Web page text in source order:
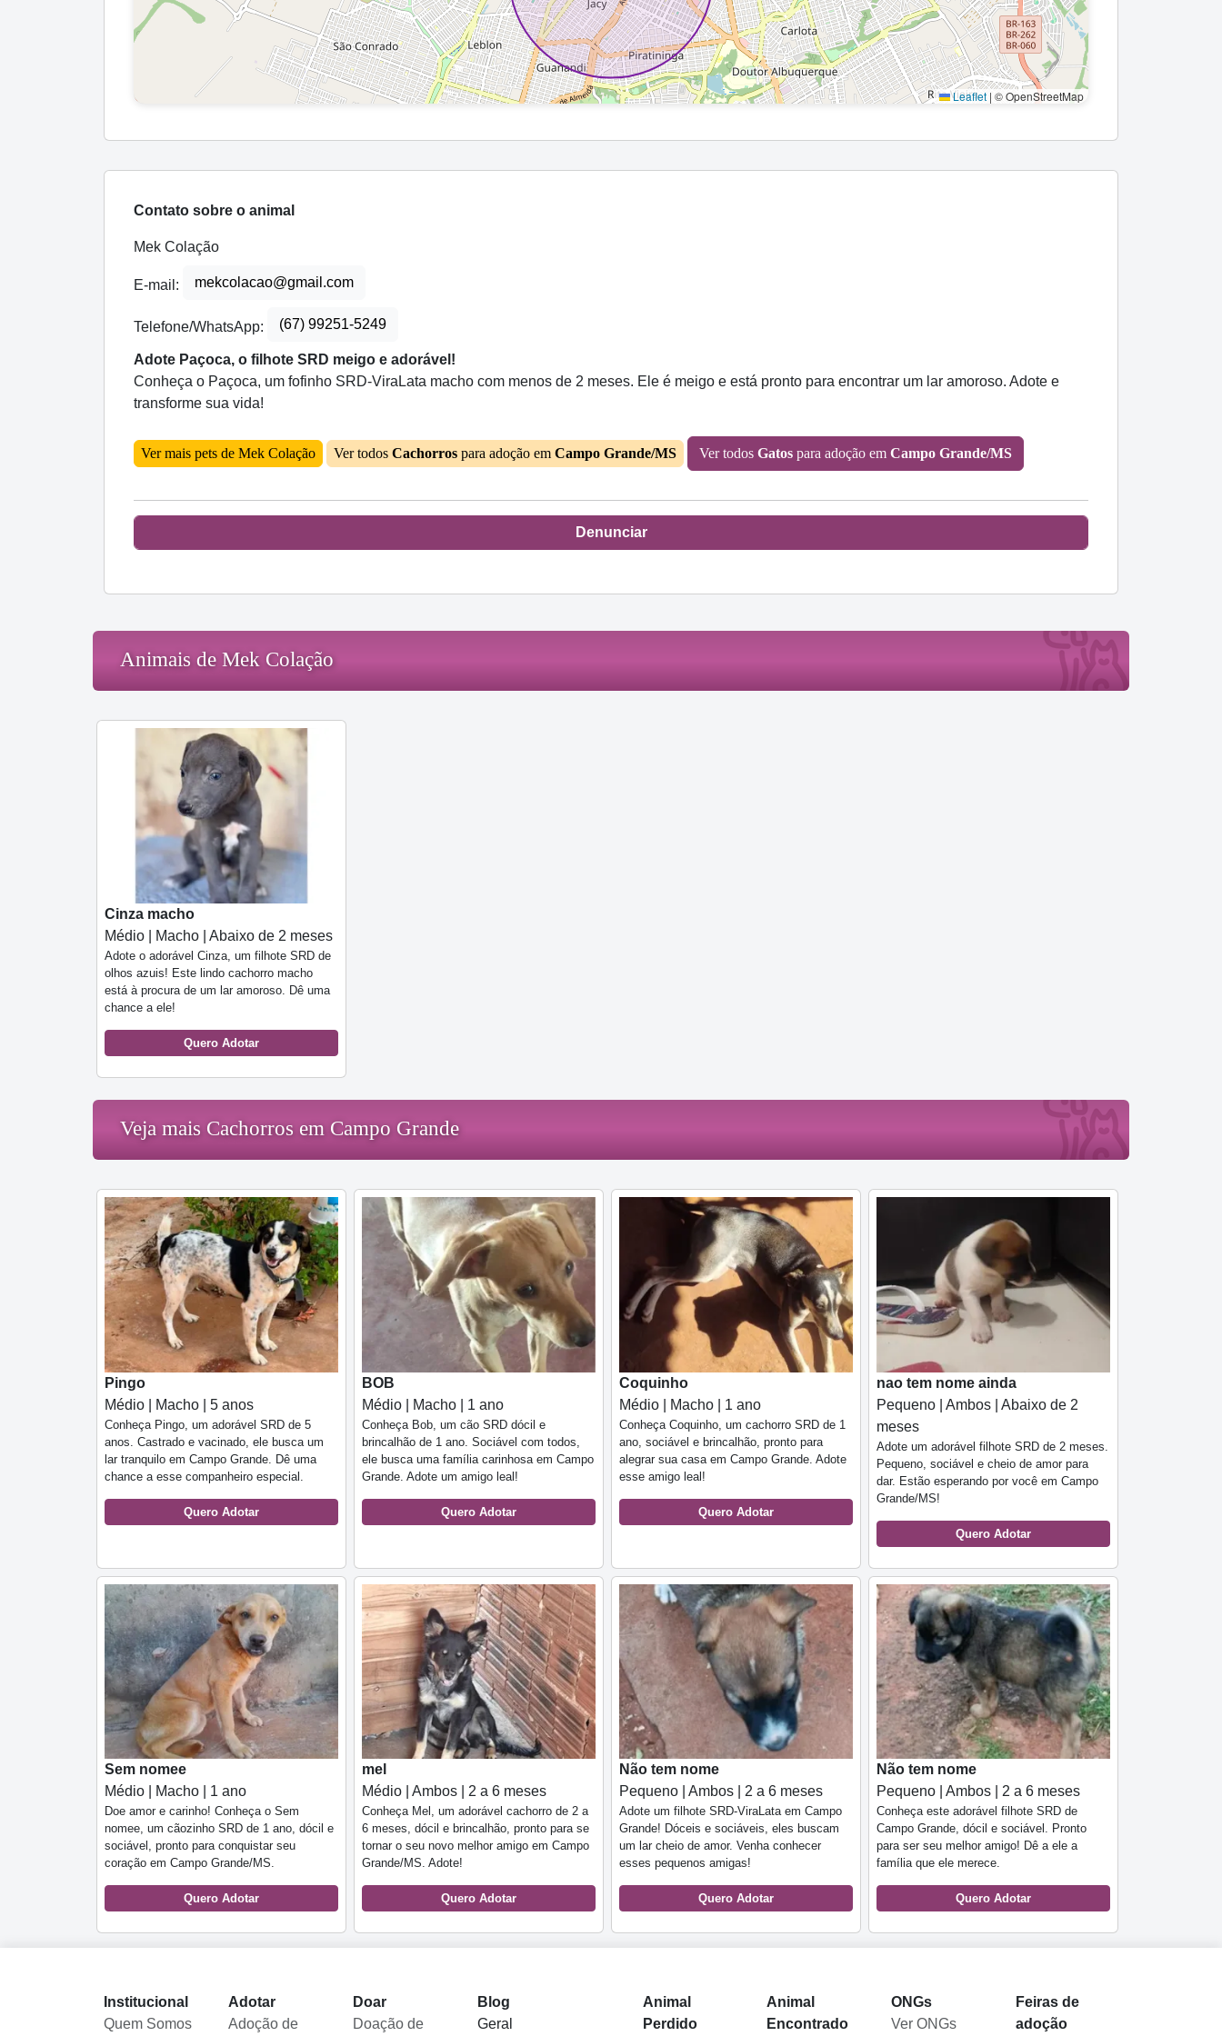
Leaflet | © OpenStreetMap
Contato sobre o animal
Mek Colação
E-mail: mekcolacao@gmail.com
Telefone/WhatsApp: (67) 99251-5249
Adote Paçoca, o filhote SRD meigo e adorável!
Conheça o Paçoca, um fofinho SRD-ViraLata macho com menos de 2 meses. Ele é meigo e está pronto para encontrar um lar amoroso. Adote e
transforme sua vida!
Ver mais pets de Mek Colação Ver todos Cachorros para adoção em Campo Grande/MS Ver todos Gatos para adoção em Campo Grande/MS
Denunciar
Animais de Mek Colação
Cinza macho
Médio | Macho | Abaixo de 2 meses
Adote o adorável Cinza, um filhote SRD de
olhos azuis! Este lindo cachorro macho
está à procura de um lar amoroso. Dê uma
chance a ele!
Quero Adotar
Veja mais Cachorros em Campo Grande
Pingo
Médio | Macho | 5 anos
Conheça Pingo, um adorável SRD de 5
anos. Castrado e vacinado, ele busca um
lar tranquilo em Campo Grande. Dê uma
chance a esse companheiro especial.
Quero Adotar
BOB
Médio | Macho | 1 ano
Conheça Bob, um cão SRD dócil e
brincalhão de 1 ano. Sociável com todos,
ele busca uma família carinhosa em Campo
Grande. Adote um amigo leal!
Quero Adotar
Coquinho
Médio | Macho | 1 ano
Conheça Coquinho, um cachorro SRD de 1
ano, sociável e brincalhão, pronto para
alegrar sua casa em Campo Grande. Adote
esse amigo leal!
Quero Adotar
nao tem nome ainda
Pequeno | Ambos | Abaixo de 2
meses
Adote um adorável filhote SRD de 2 meses.
Pequeno, sociável e cheio de amor para
dar. Estão esperando por você em Campo
Grande/MS!
Quero Adotar
Sem nomee
Médio | Macho | 1 ano
Doe amor e carinho! Conheça o Sem
nomee, um cãozinho SRD de 1 ano, dócil e
sociável, pronto para conquistar seu
coração em Campo Grande/MS.
Quero Adotar
mel
Médio | Ambos | 2 a 6 meses
Conheça Mel, um adorável cachorro de 2 a
6 meses, dócil e brincalhão, pronto para se
tornar o seu novo melhor amigo em Campo
Grande/MS. Adote!
Quero Adotar
Não tem nome
Pequeno | Ambos | 2 a 6 meses
Adote um filhote SRD-ViraLata em Campo
Grande! Dóceis e sociáveis, eles buscam
um lar cheio de amor. Venha conhecer
esses pequenos amigas!
Quero Adotar
Não tem nome
Pequeno | Ambos | 2 a 6 meses
Conheça este adorável filhote SRD de
Campo Grande, dócil e sociável. Pronto
para ser seu melhor amigo! Dê a ele a
família que ele merece.
Quero Adotar
Institucional
Quem Somos
Adotar
Adoção de
Doar
Doação de
Blog
Geral
Animal
Perdido
Animal
Encontrado
ONGs
Ver ONGs
Feiras de
adoção